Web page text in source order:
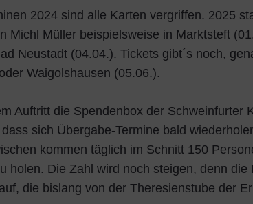
2024 sind alle Karten vergriffen. 2025
Michl Müller beispielsweise in Marktsteft
Neustadt (04.04.). Tickets gibt´s noch,
Waigolshausen (05.06.).
Auftritt die Spendenbox der Schweinfurter
sich Übergabe-Termine bald
kommen täglich im Schnitt 150
holen. Die Zahl wird noch steigen, denn die
die bislang von der Theresienstube der